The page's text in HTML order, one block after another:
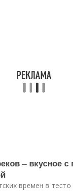
– вкусное
времен в